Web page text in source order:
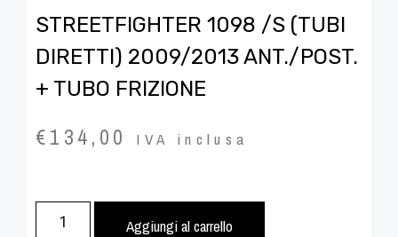
STREETFIGHTER 1098 /S (TUBI
DIRETTI) 2009/2013 ANT./POST.
+ TUBO FRIZIONE
€134,00 IVA inclusa
Aggiungi al carrello